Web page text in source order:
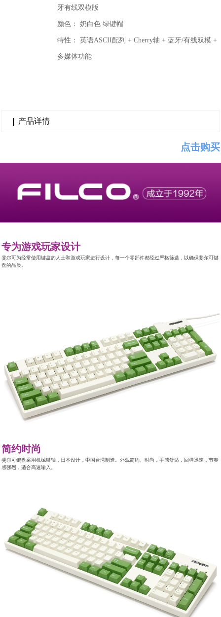
牙有线双模版
颜色： 奶白色 绿键帽
特性： 英语ASCII配列 + Cherry轴 + 蓝牙/有线双模 +
多媒体功能
点击购买
专为游戏玩家设计
斐尔可为经常使用键盘的人士和游戏玩家进行设计，每一个零部件都经过严格筛选，以确保斐尔可键
盘的品质。
简约时尚
斐尔可键盘采用机械键轴，日本设计，中国台湾制造。外观简约、时尚，手感舒适，回弹迅速，节奏
感强烈，适合高速输入。
产品详情